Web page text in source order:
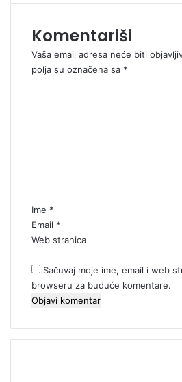
Komentariši
Vaša email adresa neće biti
polja su označena sa *
*Ime *
Email *
Web stranica
Sačuvaj moje ime, email i web
browseru za buduće komentare.